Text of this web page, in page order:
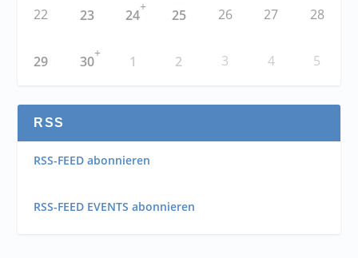
22 23 24
+
25 26 27 28
29 30
+
1 2 3 4 5
RSS
RSS-FEED abonnieren
RSS-FEED EVENTS abonnieren